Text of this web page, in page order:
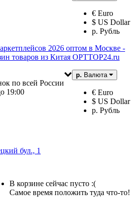
€ Euro
$ US Dollar
р. Рубль
р. Валюта
€ Euro
$ US Dollar
р. Рубль
по всей России
19:00
бул., 1
В корзине сейчас пусто :(
Самое время положить туда что-то!